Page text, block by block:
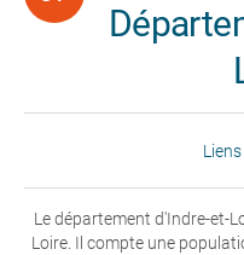
Le département d'Indre-et-
Loire. Il compte une